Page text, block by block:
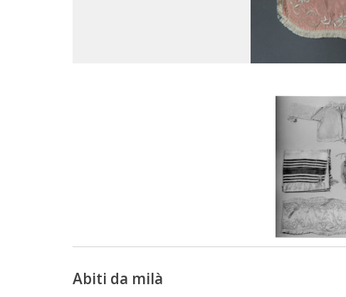
Abiti da milà